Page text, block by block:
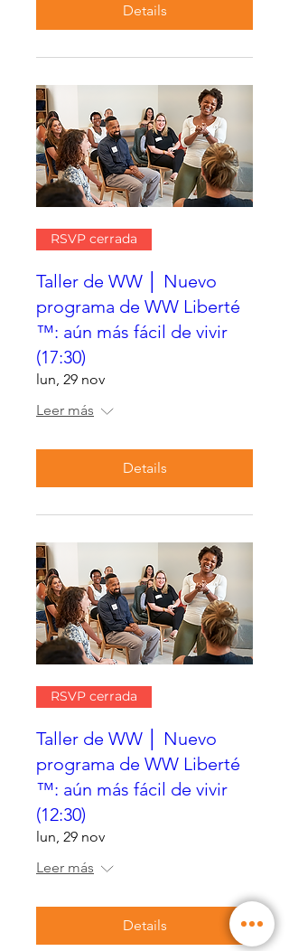
Details
RSVP cerrada
Taller de WW │ Nuevo
programa de WW Liberté
™: aún más fácil de vivir
(17:30)
lun, 29 nov
Leer más
Details
RSVP cerrada
Taller de WW │ Nuevo
programa de WW Liberté
™: aún más fácil de vivir
(12:30)
lun, 29 nov
Leer más
Details